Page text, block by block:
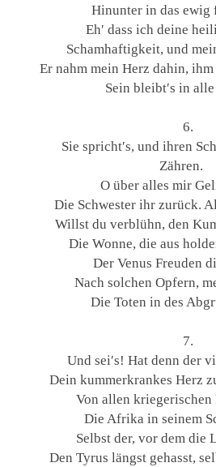
Hinunter in das ewig
Eh′ dass ich deine
Schamhaftigkeit, und
Er nahm mein Herz dahin, ihm
Sein bleibt′s in
6.
Sie spricht′s, und ihren
Zähren.
O über alles mir
Die Schwester ihr zurück.
Willst du verblühn, den
Die Wonne, die aus
Der Venus Freuden
Nach solchen Opfern,
Die Toten in des
7.
Und sei′s! Hat denn der
Dein kummerkrankes Herz
Von allen kriegerischen
Die Afrika in seinem
Selbst der, vor dem die
Den Tyrus längst gehasst,